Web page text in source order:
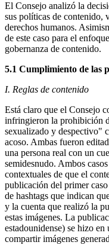
El Consejo analizó la
sus políticas de contenido,
derechos humanos.
de este caso para el
gobernanza de contenido.
5.1 Cumplimiento de las
I. Reglas de contenido
Está claro que el Consejo
infringieron la prohibición
sexualizado y despectivo"
acoso. Ambas fueron
una persona real con un
semidesnudo. Ambos
contextuales de que el
publicación del primer
de hashtags que indican
y la cuenta que realizó la
estas imágenes. La
estadounidense) se hizo
compartir imágenes